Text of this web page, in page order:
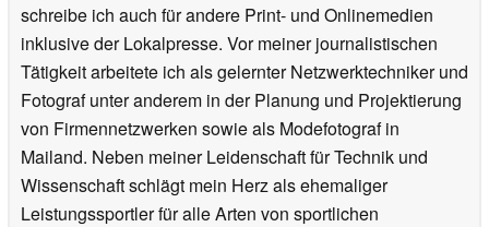
schreibe ich auch für andere Print- und Onlinemedien
inklusive der Lokalpresse. Vor meiner journalistischen
Tätigkeit arbeitete ich als gelernter Netzwerktechniker und
Fotograf unter anderem in der Planung und Projektierung
von Firmennetzwerken sowie als Modefotograf in
Mailand. Neben meiner Leidenschaft für Technik und
Wissenschaft schlägt mein Herz als ehemaliger
Leistungssportler für alle Arten von sportlichen